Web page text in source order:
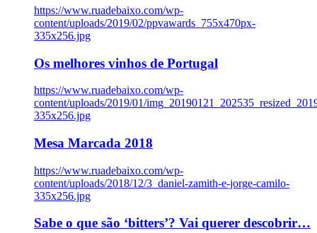
https://www.ruadebaixo.com/wp-
content/uploads/2019/02/ppvawards_755x470px-
335x256.jpg
Os melhores vinhos de Portugal
https://www.ruadebaixo.com/wp-
content/uploads/2019/01/
335x256.jpg
Mesa Marcada 2018
https://www.ruadebaixo.com/wp-
content/uploads/2018/12/3_daniel-zamith-e-jorge-camilo-
335x256.jpg
Sabe o que são ‘bitters’? Vai querer descobrir…